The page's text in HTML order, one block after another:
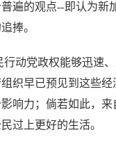
的观点--即认为新加
捧。
动党政权能够迅速、
织早已预见到这些
响力；倘若如此，
过上更好的生活。